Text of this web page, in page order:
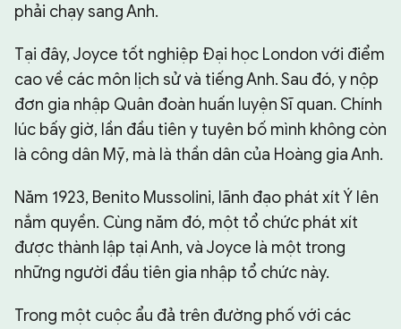
phải chạy sang Anh.
Tại đây, Joyce tốt nghiệp Đại học London với điểm
cao về các môn lịch sử và tiếng Anh. Sau đó, y nộp
đơn gia nhập Quân đoàn huấn luyện Sĩ quan. Chính
lúc bấy giờ, lần đầu tiên y tuyên bố mình không còn
là công dân Mỹ, mà là thần dân của Hoàng gia Anh.
Năm 1923, Benito Mussolini, lãnh đạo phát xít Ý lên
nắm quyền. Cùng năm đó, một tổ chức phát xít
được thành lập tại Anh, và Joyce là một trong
những người đầu tiên gia nhập tổ chức này.
Trong một cuộc ẩu đả trên đường phố với các